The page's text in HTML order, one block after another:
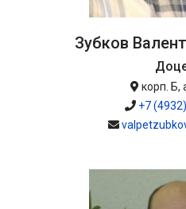
Зубков
корп. Б,
+7